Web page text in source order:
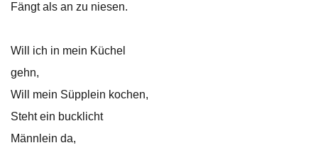
Fängt als an zu niesen.
Will ich in mein Küchel
gehn,
Will mein Süpplein kochen,
Steht ein bucklicht
Männlein da,